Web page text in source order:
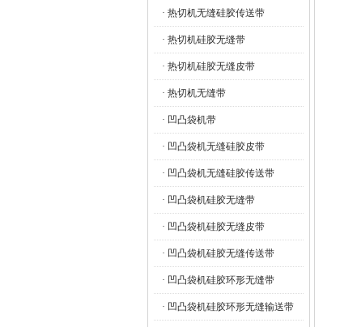
· 热切机无缝硅胶传送带
· 热切机硅胶无缝带
· 热切机硅胶无缝皮带
· 热切机无缝带
· 凹凸袋机带
· 凹凸袋机无缝硅胶皮带
· 凹凸袋机无缝硅胶传送带
· 凹凸袋机硅胶无缝带
· 凹凸袋机硅胶无缝皮带
· 凹凸袋机硅胶无缝传送带
· 凹凸袋机硅胶环形无缝带
· 凹凸袋机硅胶环形无缝输送带